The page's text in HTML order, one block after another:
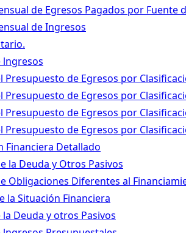
de Egresos Pagados por Fuente
de Ingresos
lngresos
Presupuesto de Egresos por
Presupuesto de Egresos por
Presupuesto de Egresos por
Presupuesto de Egresos por
Financiera Detallado
la Deuda y Otros Pasivos
Obligaciones Diferentes al
la Situación Financiera
Deuda y otros Pasivos